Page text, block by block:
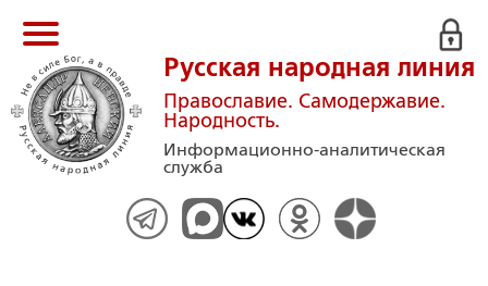
Русская народная линия
Православие. Самодержавие.
Народность.
Информационно-аналитическая
служба